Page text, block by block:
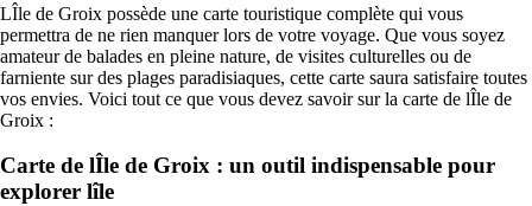
LÎle de Groix possède une carte touristique complète qui vous
permettra de ne rien manquer lors de votre voyage. Que vous soyez
amateur de balades en pleine nature, de visites culturelles ou de
farniente sur des plages paradisiaques, cette carte saura satisfaire toutes
vos envies. Voici tout ce que vous devez savoir sur la carte de lÎle de
Groix :
Carte de lÎle de Groix : un outil indispensable pour
explorer lîle